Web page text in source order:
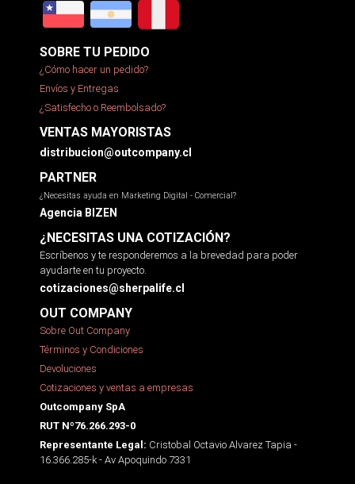
SOBRE TU PEDIDO
¿Cómo hacer un pedido?
Envíos y Entregas
¿Satisfecho o Reembolsado?
VENTAS MAYORISTAS
distribucion@outcompany.cl
PARTNER
¿Necesitas ayuda en Marketing Digital - Comercial?
Agencia BIZEN
¿NECESITAS UNA COTIZACIÓN?
Escríbenos y te responderemos a la brevedad para poder
ayudarte en tu proyecto.
cotizaciones@sherpalife.cl
OUT COMPANY
Sobre Out Company
Términos y Condiciones
Devoluciones
Cotizaciones y ventas a empresas
Outcompany SpA
RUT Nº76.266.293-0
Representante Legal: Cristobal Octavio Alvarez Tapia -
16.366.285-k - Av Apoquindo 7331